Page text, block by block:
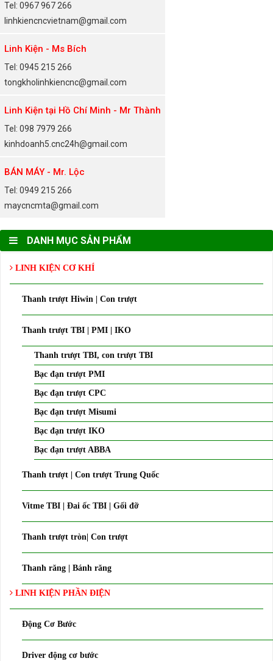
Tel: 0967 967 266
linhkiencncvietnam@gmail.com
Linh Kiện - Ms Bích
Tel: 0945 215 266
tongkholinhkiencnc@gmail.com
Linh Kiện tại Hồ Chí Minh - Mr Thành
Tel: 098 7979 266
kinhdoanh5.cnc24h@gmail.com
BÁN MÁY - Mr. Lộc
Tel: 0949 215 266
maycncmta@gmail.com
DANH MỤC SẢN PHẨM
LINH KIỆN CƠ KHÍ
Thanh trượt Hiwin | Con trượt
Thanh trượt TBI | PMI | IKO
Thanh trượt TBI, con trượt TBI
Bạc đạn trượt PMI
Bạc đạn trượt CPC
Bạc đạn trượt Misumi
Bạc đạn trượt IKO
Bạc đạn trượt ABBA
Thanh trượt | Con trượt Trung Quốc
Vitme TBI | Đai ốc TBI | Gối đỡ
Thanh trượt tròn| Con trượt
Thanh răng | Bánh răng
LINH KIỆN PHẦN ĐIỆN
Động Cơ Bước
Driver động cơ bước